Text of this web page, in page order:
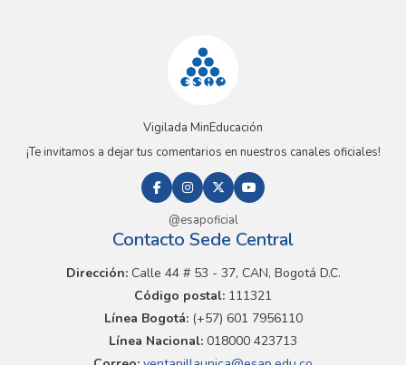
Vigilada MinEducación
¡Te invitamos a dejar tus comentarios en nuestros canales oficiales!
@esapoficial
Contacto Sede Central
Dirección:Calle 44 # 53 - 37, CAN, Bogotá D.C.
Código postal: 111321
Línea Bogotá:(+57) 601 7956110
Línea Nacional: 018000 423713